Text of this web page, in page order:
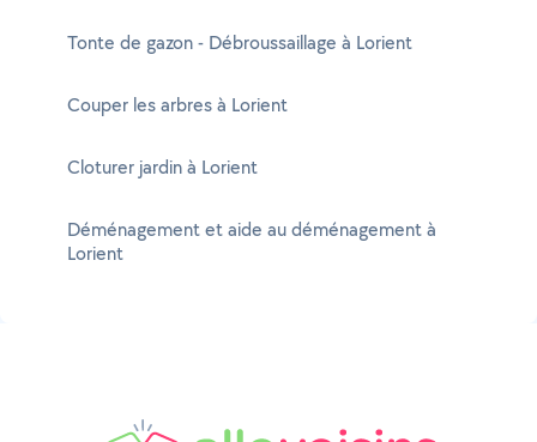
Tonte de gazon - Débroussaillage à Lorient
Couper les arbres à Lorient
Cloturer jardin à Lorient
Déménagement et aide au déménagement à
Lorient